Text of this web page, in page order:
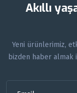
Akıllı
Yeni ürünlerimiz,
bizden haber almak